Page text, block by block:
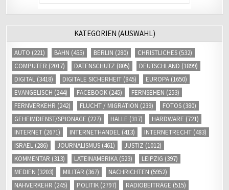
KATEGORIEN (AUSWAHL)
AUTO (221) BAHN (455) BERLIN (280) CHRISTLICHES (532)
COMPUTER (2017) DATENSCHUTZ (805) DEUTSCHLAND (1899)
DIGITAL (3418) DIGITALE SICHERHEIT (845) EUROPA (1650)
EVANGELISCH (244) FACEBOOK (245) FERNSEHEN (253)
FERNVERKEHR (242) FLUCHT / MIGRATION (239) FOTOS (380)
GEHEIMDIENST/SPIONAGE (227) HALLE (317) HARDWARE (721)
INTERNET (2671) INTERNETHANDEL (413) INTERNETRECHT (483)
ISRAEL (286) JOURNALISMUS (461) JUSTIZ (1012)
KOMMENTAR (313) LATEINAMERIKA (523) LEIPZIG (397)
MEDIEN (3203) MILITÄR (367) NACHRICHTEN (5952)
NAHVERKEHR (245) POLITIK (2797) RADIOBEITRÄGE (515)